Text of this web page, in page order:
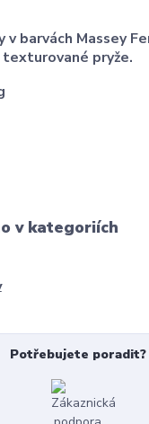
v barvách Massey
texturované pryže.
v kategoriích
Potřebujete poradit?